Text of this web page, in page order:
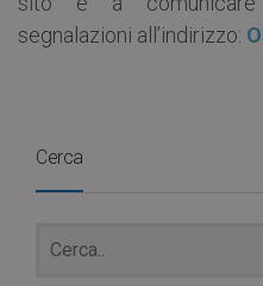
segnalazioni all’indirizzo:
Cerca